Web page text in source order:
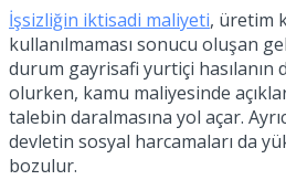
İşsizliğin iktisadi maliyeti, üretim
kullanılmaması sonucu oluşan
durum gayrisafi yurtiçi hasılanın
olurken, kamu maliyesinde
talebin daralmasına yol açar.
devletin sosyal harcamaları da
bozulur.